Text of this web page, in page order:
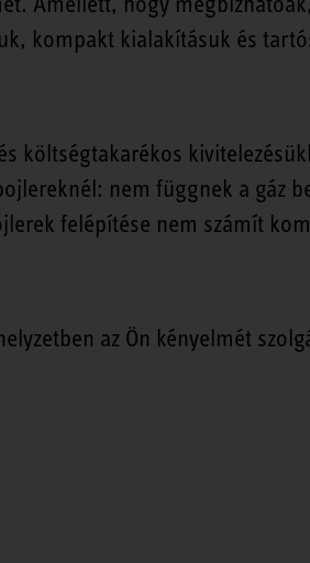
kompakt kialakításuk és
költségtakarékos
nem függnek a gáz
felépítése nem számít
az Ön kényelmét